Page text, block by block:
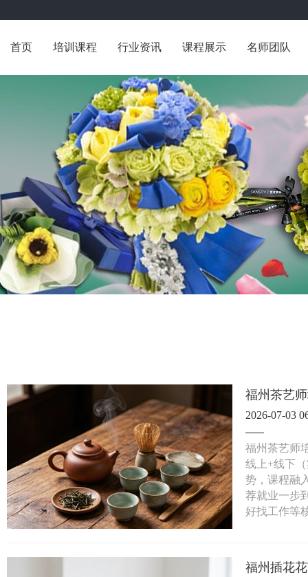
首页 培训课程 行业资讯 课程展示 名师团队
福州茶艺
2026-07-03
福州茶艺师
线上+线下
势，课程融
荐就业一步
好找工作等
福州插花